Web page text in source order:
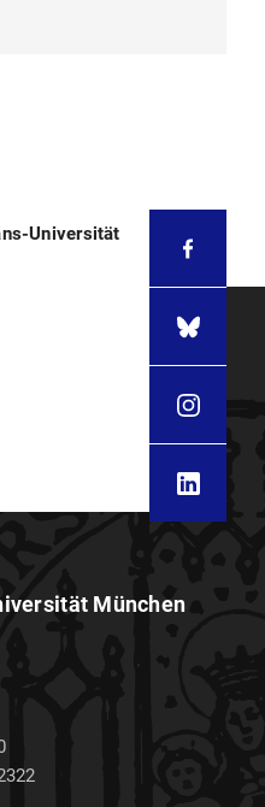
Universität
München